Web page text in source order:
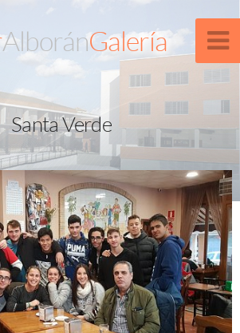
AlboránGalería
Santa Verde